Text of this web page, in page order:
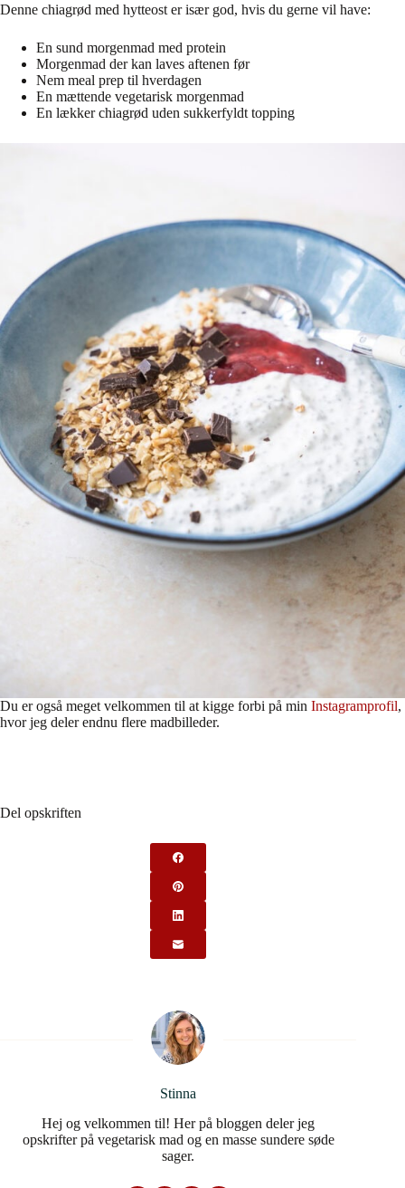
Denne chiagrød med hytteost er især god, hvis du gerne vil have:
En sund morgenmad med protein
Morgenmad der kan laves aftenen før
Nem meal prep til hverdagen
En mættende vegetarisk morgenmad
En lækker chiagrød uden sukkerfyldt topping
Du er også meget velkommen til at kigge forbi på min Instagramprofil,
hvor jeg deler endnu flere madbilleder.
Del opskriften
Stinna
Hej og velkommen til! Her på bloggen deler jeg
opskrifter på vegetarisk mad og en masse sundere søde
sager.